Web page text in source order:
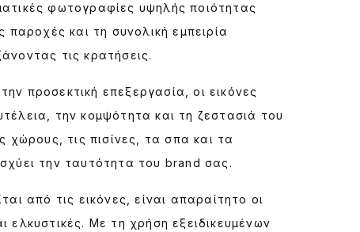
φωτογραφίες υψηλής ποιότητας
και τη συνολική εμπειρία
τις κρατήσεις.
προσεκτική επεξεργασία, οι εικόνες
την κομψότητα και τη ζεστασιά του
χώρους, τις πισίνες, τα σπα και τα
την ταυτότητα του brand σας.
από τις εικόνες, είναι απαραίτητο οι
Με τη χρήση εξειδικευμένων